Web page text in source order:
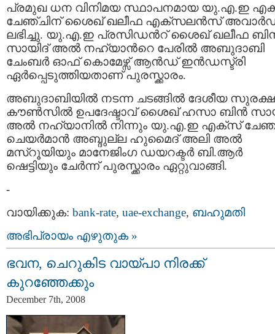
പ്രമുഖ ധന വിനിമയ സ്ഥാപനമായ യു.എ.ഇ
ചേഞ്ചിന് ശൈഖ് ഖലീഫ എക്സലന്‍സ്
ലഭിച്ചു. യു.എ.ഇ പ്രസിഡന്‍റ് ശൈഖ് ഖലീഫ
സായിദ് അല്‍ നഹ്യാന്‍റെ പേരില്‍ അബുദാബി
ചേംബര്‍ ഓഫ് കൊമേഴ്സ് ആന്‍ഡ് ഇ‍ന്‍ഡസ്ട്രി
ഏര്‍പ്പെടുത്തിയതാണ് പുരസ്ക്കാരം.
അബുദാബിയില്‍ നടന്ന ചടങ്ങില്‍ ദേശീയ
കൗണ്‍സില്‍ ഉപദേഷ്ടാവ് ശൈഖ് ഹസാ ബിന്‍
അല്‍ നഹ്യാനില്‍ നിന്നും യു.എ.ഇ എക്സ്
ചെയര്‍മാന്‍ അബ്ദുല്ല ഹുമൈദ് അലി അല്‍
മസ്റൂയിയും മാനേജിംഗ ഡയറക്ടര്‍ ബി.ആര്‍
ഷെട്ടിയും ചേര്‍ന്ന് പുരസ്ക്കാരം ഏറ്റുവാങ്ങി.
-
വായിക്കുക: bank-rate, uae-exchange, ബഹുമതി
അഭിപ്രായം എഴുതുക »
ഭവന, ചെറുകിട വായ്പാ നിരക്ക്
കുറഞ്ഞേക്കും
December 7th, 2008